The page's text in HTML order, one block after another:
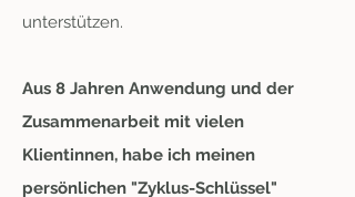
unterstützen.
Aus 8 Jahren Anwendung und der
Zusammenarbeit mit vielen
Klientinnen, habe ich meinen
persönlichen "Zyklus-Schlüssel"